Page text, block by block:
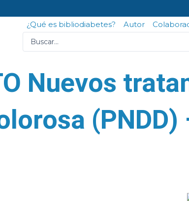
¿Qué es bibliodiabetes? Autor
Nuevos
(PNDD)